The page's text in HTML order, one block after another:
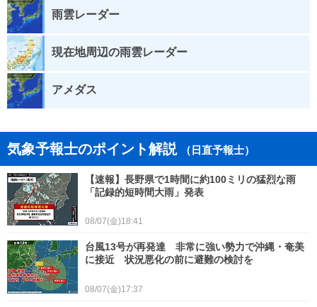
雨雲レーダー
現在地周辺の雨雲レーダー
アメダス
気象予報士のポイント解説 （日直予報士）
【速報】長野県で1時間に約100ミリの猛烈な雨
「記録的短時間大雨」発表
08/07(金)18:41
台風13号が再発達 非常に強い勢力で沖縄・奄美
に接近 状況悪化の前に避難の検討を
08/07(金)17:37